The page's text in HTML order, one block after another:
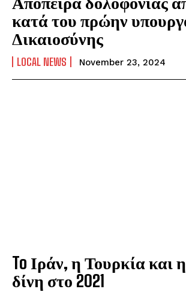
κατά του πρώην
Δικαιοσύνης
LOCAL NEWS November 23, 2024
To Ιράν, η Τουρκία και
δίνη στο 2021